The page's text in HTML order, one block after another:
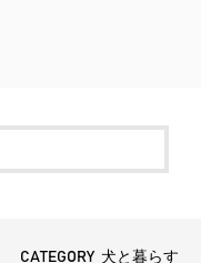
CATEGORY 犬と暮らす